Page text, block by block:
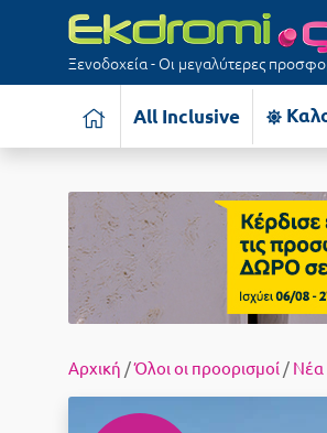
Ξενοδοχεία - Οι μεγαλύτερες
All Inclusive
Αρχική /Όλοι οι προορισμοί / Νέα